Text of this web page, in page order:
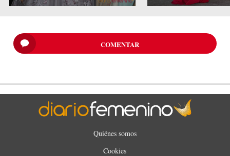
COMENTAR
Quiénes somos
Cookies